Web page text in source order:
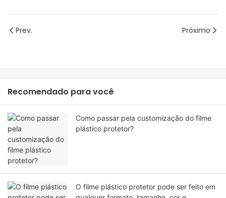
Prev. Próximo
Recomendado para você
Como passar pela customização do filme
plástico protetor?
O filme plástico protetor pode ser feito em